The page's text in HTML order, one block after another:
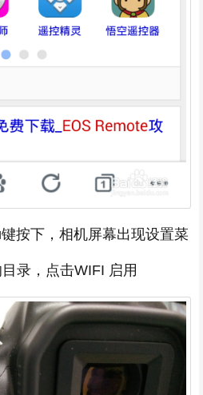
按下，相机屏幕出现设置菜
录，点击WIFI 启用